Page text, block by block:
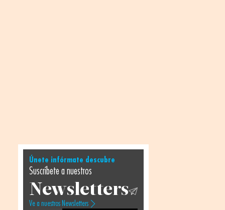
Únete infórmate descubre
Suscríbete a nuestros
Newsletters
Ve a nuestros Newsletters